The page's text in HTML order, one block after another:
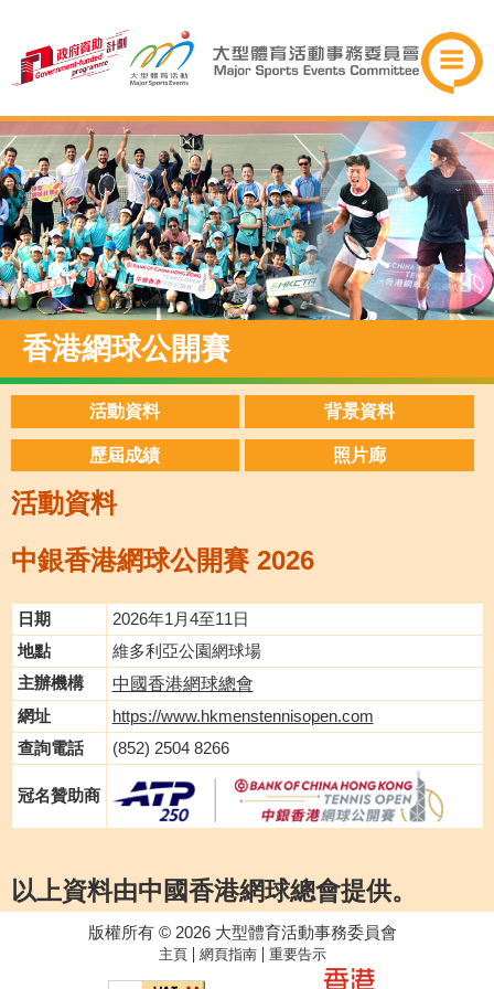
香港網球公開賽
活動資料 背景資料
歷屆成績 照片廊
活動資料
中銀香港網球公開賽 2026
日期
2026年1月4至11日
地點
維多利亞公園網球場
主辦機構
中國香港網球總會
網址
https://www.hkmenstennisopen.com
查詢電話
(852) 2504 8266
冠名贊助商
以上資料由中國香港網球總會提供。
版權所有 © 2026 大型體育活動事務委員會
主頁| 網頁指南| 重要告示